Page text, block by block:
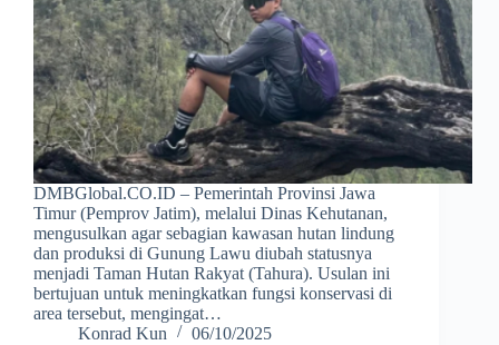
DMBGlobal.CO.ID – Pemerintah Provinsi Jawa
Timur (Pemprov Jatim), melalui Dinas Kehutanan,
mengusulkan agar sebagian kawasan hutan lindung
dan produksi di Gunung Lawu diubah statusnya
menjadi Taman Hutan Rakyat (Tahura). Usulan ini
bertujuan untuk meningkatkan fungsi konservasi di
area tersebut, mengingat…
Konrad Kun
06/10/2025